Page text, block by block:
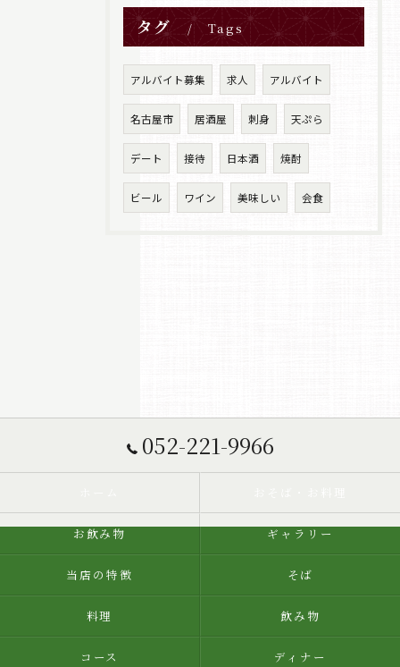
タグ Tags
アルバイト募集 求人 アルバイト
名古屋市 居酒屋 刺身 天ぷら
デート 接待 日本酒 焼酎
ビール ワイン 美味しい 会食
052-221-9966
お飲み物 ギャラリー
当店の特徴 そば
料理 飲み物
コース ディナー